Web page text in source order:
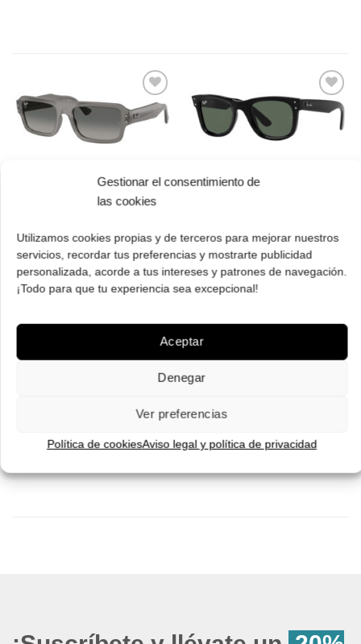
Gestionar el consentimiento de
las cookies
Utilizamos cookies propias y de terceros para mejorar nuestros
servicios, recordar tus preferencias y mostrarte publicidad
personalizada, acorde a tus intereses y patrones de navegación.
¡Todo para que tu experiencia sea excepcional!
Aceptar
Denegar
Ver preferencias
Política de cookiesAviso legal y política de privacidad
Gafas
de sol
Ray Ban RB 4454
680571 56 Lukas
precio
original
era:
173.00 €.
precio
actual
es:
121.00 €.
¡Comprar!
Gafas
de sol
Ray Ban RBR 0502S
182.00€ El
precio
original
era:
127.00€El
es:
¡Comprar!
Pruébatelas
€.